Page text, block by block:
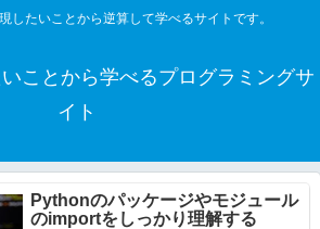
したいことから逆算して学べるサイトです。
ことから学べるプログラミングサ
イト
Pythonのパッケージやモジュール
のimportをしっかり理解する